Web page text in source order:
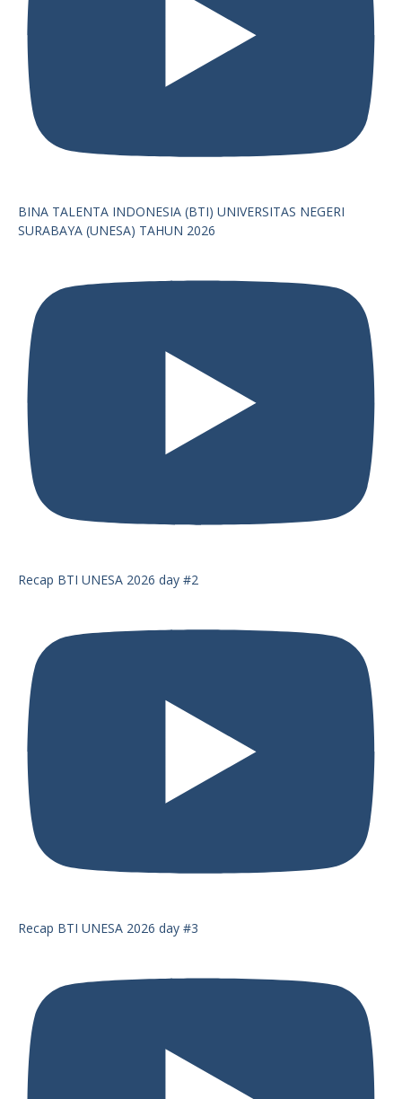
BINA TALENTA INDONESIA (BTI) UNIVERSITAS NEGERI
SURABAYA (UNESA) TAHUN 2026
Recap BTI UNESA 2026 day #2
Recap BTI UNESA 2026 day #3